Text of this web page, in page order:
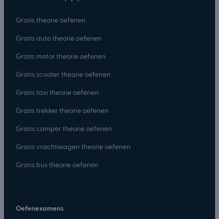
Gratis theorie oefenen
Gratis auto theorie oefenen
Gratis motor theorie oefenen
Gratis scooter theorie oefenen
Gratis taxi theorie oefenen
Gratis trekker theorie oefenen
Gratis camper theorie oefenen
Gratis vrachtwagen theorie oefenen
Gratis bus theorie oefenen
Oefenexamens